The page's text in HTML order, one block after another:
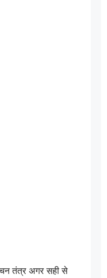
तंत्र अगर सही से